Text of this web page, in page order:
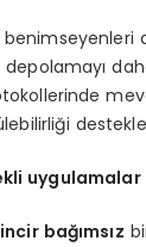
uygulamalar
bağımsız